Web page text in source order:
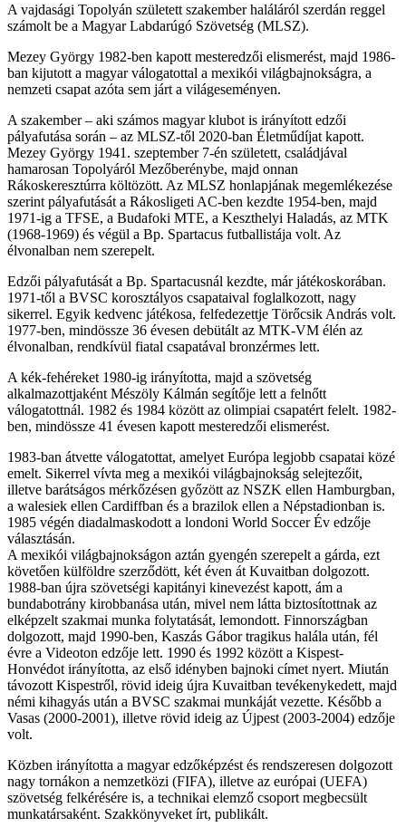
A vajdasági Topolyán született szakember haláláról szerdán reggel
számolt be a Magyar Labdarúgó Szövetség (MLSZ).
Mezey György 1982-ben kapott mesteredzői elismerést, majd 1986-
ban kijutott a magyar válogatottal a mexikói világbajnokságra, a
nemzeti csapat azóta sem járt a világeseményen.
A szakember – aki számos magyar klubot is irányított edzői
pályafutása során – az MLSZ-től 2020-ban Életműdíjat kapott.
Mezey György 1941. szeptember 7-én született, családjával
hamarosan Topolyáról Mezőberénybe, majd onnan
Rákoskeresztúrra költözött. Az MLSZ honlapjának megemlékezése
szerint pályafutását a Rákosligeti AC-ben kezdte 1954-ben, majd
1971-ig a TFSE, a Budafoki MTE, a Keszthelyi Haladás, az MTK
(1968-1969) és végül a Bp. Spartacus futballistája volt. Az
élvonalban nem szerepelt.
Edzői pályafutását a Bp. Spartacusnál kezdte, már játékoskorában.
1971-től a BVSC korosztályos csapataival foglalkozott, nagy
sikerrel. Egyik kedvenc játékosa, felfedezettje Törőcsik András volt.
1977-ben, mindössze 36 évesen debütált az MTK-VM élén az
élvonalban, rendkívül fiatal csapatával bronzérmes lett.
A kék-fehéreket 1980-ig irányította, majd a szövetség
alkalmazottjaként Mészöly Kálmán segítője lett a felnőtt
válogatottnál. 1982 és 1984 között az olimpiai csapatért felelt. 1982-
ben, mindössze 41 évesen kapott mesteredzői elismerést.
1983-ban átvette válogatottat, amelyet Európa legjobb csapatai közé
emelt. Sikerrel vívta meg a mexikói világbajnokság selejtezőit,
illetve barátságos mérkőzésen győzött az NSZK ellen Hamburgban,
a walesiek ellen Cardiffban és a brazilok ellen a Népstadionban is.
1985 végén diadalmaskodott a londoni World Soccer Év edzője
választásán.
A mexikói világbajnokságon aztán gyengén szerepelt a gárda, ezt
követően külföldre szerződött, két éven át Kuvaitban dolgozott.
1988-ban újra szövetségi kapitányi kinevezést kapott, ám a
bundabotrány kirobbanása után, mivel nem látta biztosítottnak az
elképzelt szakmai munka folytatását, lemondott. Finnországban
dolgozott, majd 1990-ben, Kaszás Gábor tragikus halála után, fél
évre a Videoton edzője lett. 1990 és 1992 között a Kispest-
Honvédot irányította, az első idényben bajnoki címet nyert. Miután
távozott Kispestről, rövid ideig újra Kuvaitban tevékenykedett, majd
némi kihagyás után a BVSC szakmai munkáját vezette. Később a
Vasas (2000-2001), illetve rövid ideig az Újpest (2003-2004) edzője
volt.
Közben irányította a magyar edzőképzést és rendszeresen dolgozott
nagy tornákon a nemzetközi (FIFA), illetve az európai (UEFA)
szövetség felkérésére is, a technikai elemző csoport megbecsült
munkatársaként. Szakkönyveket írt, publikált.